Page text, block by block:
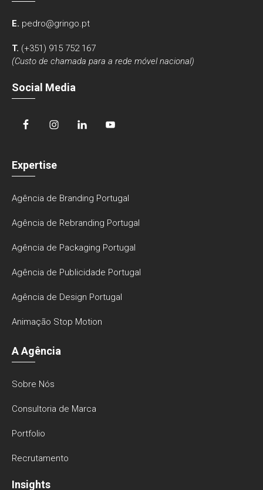
E. pedro@gringo.pt
T. (+351) 915 752 167
(Custo de chamada para a rede móvel nacional)
Social Media
Expertise
Agência de Branding Portugal
Agência de Rebranding Portugal
Agência de Packaging Portugal
Agência de Publicidade Portugal
Agência de Design Portugal
Animação Stop Motion
A Agência
Sobre Nós
Consultoria de Marca
Portfolio
Recrutamento
Insights